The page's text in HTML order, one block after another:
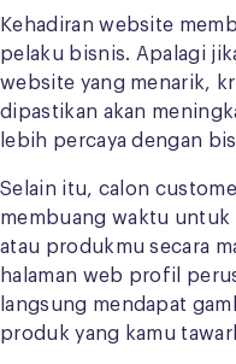
Kehadiran website
pelaku bisnis. Apalagi
website yang menarik,
dipastikan akan
lebih percaya dengan
Selain itu, calon
membuang waktu untuk
atau produkmu secara
halaman web profil
langsung mendapat
produk yang kamu